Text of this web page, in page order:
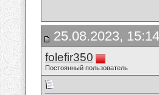
25.08.2023, 15:14
folefir350
Постоянный пользователь